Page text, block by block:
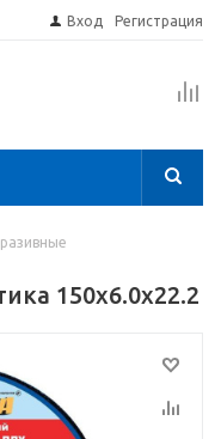
Вход Регистрация
150х6.0х22.2